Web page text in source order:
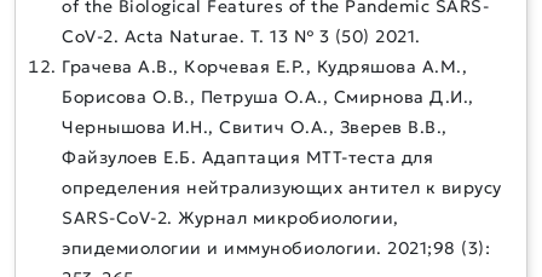
of the Biological Features of the Pandemic SARS-
CoV-2. Acta Naturae. Т. 13 № 3 (50) 2021.
Грачева А.В., Корчевая Е.Р., Кудряшова А.М.,
Борисова О.В., Петруша О.А., Смирнова Д.И.,
Чернышова И.Н., Свитич О.А., Зверев В.В.,
Файзулоев Е.Б. Адаптация МТТ-теста для
определения нейтрализующих антител к вирусу
SARS-CoV-2. Журнал микробиологии,
эпидемиологии и иммунобиологии. 2021;98 (3):